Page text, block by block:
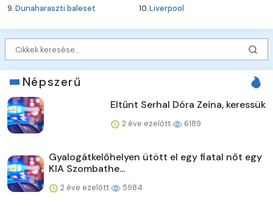
9.Dunaharaszti baleset 10.Liverpool
Népszerű
Eltűnt Serhal Dóra Zeina, keressük
2 éve ezelőtt 6189
Gyalogátkelőhelyen ütött el egy fiatal nőt egy
KIA Szombathe...
2 éve ezelőtt 5984